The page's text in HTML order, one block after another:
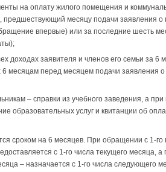
на оплату жилого помещения и
предшествующий месяцу подачи заявления о
впервые) или за последние шесть
доходах заявителя и членов его семьи за 6
месяцам перед месяцем подачи заявления о
– справки из учебного заведения, а
образовательных услуг и квитанции об
сроком на 6 месяцев. При обращении с 1-го
с 1-го числа текущего месяца,
– назначается с 1-го числа следующего